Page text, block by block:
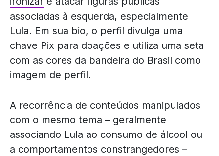
associadas à esquerda, especialmente
Lula. Em sua bio, o perfil divulga uma
chave Pix para doações e utiliza uma seta
com as cores da bandeira do Brasil como
imagem de perfil.
A recorrência de conteúdos manipulados
com o mesmo tema – geralmente
associando Lula ao consumo de álcool ou
a comportamentos constrangedores –